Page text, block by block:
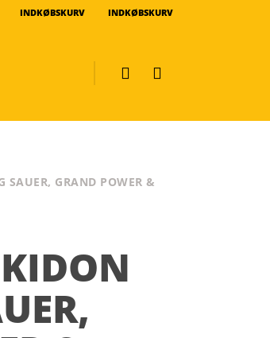
INDKØBSKURV INDKØBSKURV
GRAND POWER &